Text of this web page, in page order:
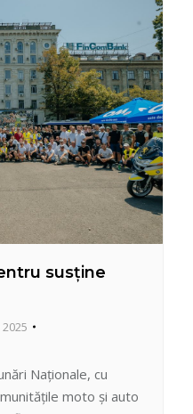
susține
Naționale, cu
moto și auto